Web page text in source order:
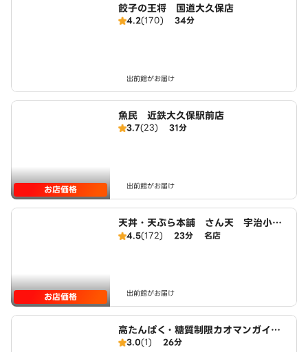
餃子の王将 国道大久保店
4.2(170) 34分
出前館がお届け
お店価格
魚民 近鉄大久保駅前店
3.7(23) 31分
出前館がお届け
お店価格
天丼・天ぷら本舗 さん天 宇治小倉
店4.5(172) 23分 名店
出前館がお届け
高たんぱく・糖質制限カオマンガイ
東京鶏飯食堂 城陽店
3.0(1) 26分